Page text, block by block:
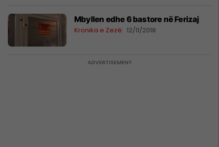
Mbyllen edhe 6 bastore në Ferizaj
Kronika e Zezë 12/11/2018